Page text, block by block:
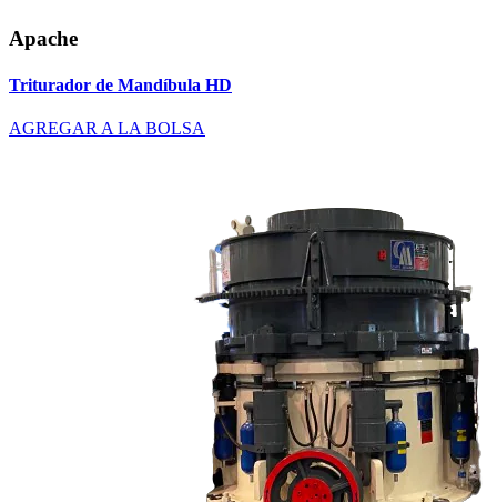
Apache
Triturador de Mandíbula HD
AGREGAR A LA BOLSA